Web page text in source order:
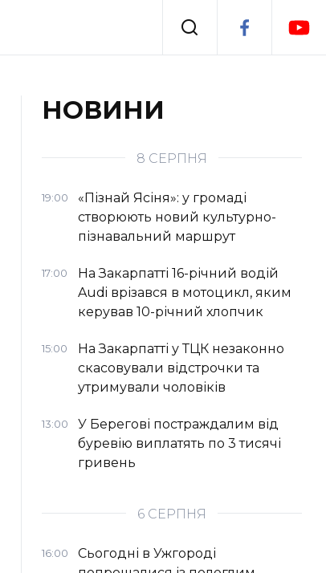
Події
НОВИНИ
8 СЕРПНЯ
19:00
«Пізнай Ясіня»: у громаді
створюють новий культурно-
пізнавальний маршрут
17:00
На Закарпатті 16-річний водій
Audi врізався в мотоцикл, яким
керував 10-річний хлопчик
15:00
На Закарпатті у ТЦК незаконно
скасовували відстрочки та
утримували чоловіків
13:00
У Берегові постраждалим від
буревію виплатять по 3 тисячі
гривень
6 СЕРПНЯ
16:00
Сьогодні в Ужгороді